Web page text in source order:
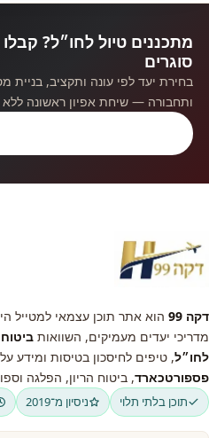
מתכננים טיול לחו״ל?
סוגרים
בחירת יעד לפי עונה ותקציב, בניית
ותחבורה — שיחת אפיון ראשונה ללא
דקה 99
הוא אתר תוכן עצמאי למטייל
מדריכי יעדים מעמיקים, השוואות
לחו״ל, טיפים לחיסכון בטיסות ומידע על
פספורטכארד, ביטוח הריון, הפלגה
תוכן בלתי תלוי ניסיון מ־2019